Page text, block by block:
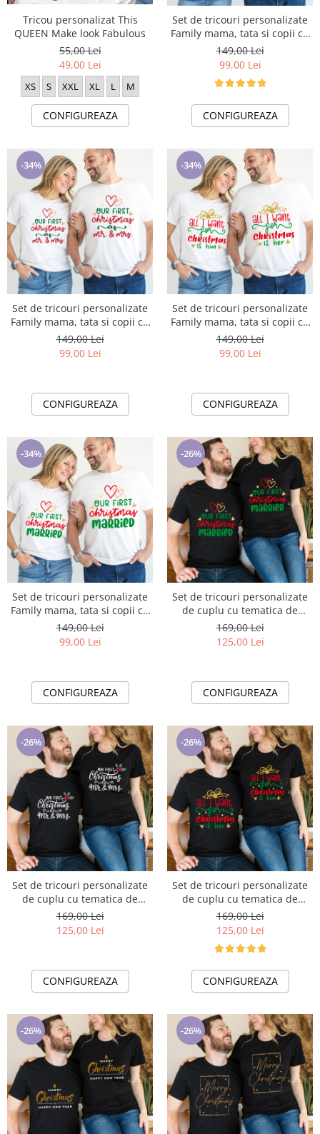
Tricou personalizat This
QUEEN Make look Fabulous
55,00 Lei
49,00 Lei
XS S XXL XL L M
CONFIGUREAZA
Set de tricouri personalizate
Family mama, tata si copii cu
tematica de Craciun, PRIMUL
Craciun impreuna 1334
149,00 Lei
99,00 Lei
CONFIGUREAZA
-34%
Set de tricouri personalizate
Family mama, tata si copii cu
tematica de Craciun, PRIMUL
Craciun impreuna 1336
149,00 Lei
99,00 Lei
CONFIGUREAZA
-34%
Set de tricouri personalizate
Family mama, tata si copii cu
tematica de Craciun, PRIMUL
Craciun impreuna 1338
149,00 Lei
99,00 Lei
CONFIGUREAZA
-34%
Set de tricouri personalizate
Family mama, tata si copii cu
tematica de Craciun, PRIMUL
Craciun impreuna 1340
149,00 Lei
99,00 Lei
CONFIGUREAZA
-26%
Set de tricouri personalizate
de cuplu cu tematica de
Craciun, PRIMUL Craciun
impreuna 1340black
169,00 Lei
125,00 Lei
CONFIGUREAZA
-26%
Set de tricouri personalizate
de cuplu cu tematica de
Craciun, PRIMUL Craciun
impreuna 1344black
169,00 Lei
125,00 Lei
CONFIGUREAZA
-26%
Set de tricouri personalizate
de cuplu cu tematica de
Craciun, PRIMUL Craciun
impreuna 1346black
169,00 Lei
125,00 Lei
CONFIGUREAZA
-26% -26%